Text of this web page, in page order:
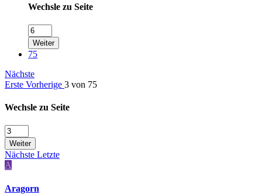
Wechsle zu Seite
Weiter
75
Nächste
Erste Vorherige 3 von 75
Wechsle zu Seite
Weiter
Nächste Letzte
A
Aragorn